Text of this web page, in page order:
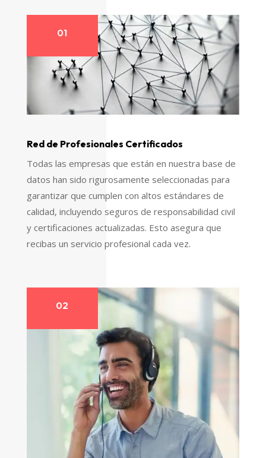
01
Red de Profesionales Certificados
Todas las empresas que están en nuestra base de
datos han sido rigurosamente seleccionadas para
garantizar que cumplen con altos estándares de
calidad, incluyendo seguros de responsabilidad civil
y certificaciones actualizadas. Esto asegura que
recibas un servicio profesional cada vez.
02